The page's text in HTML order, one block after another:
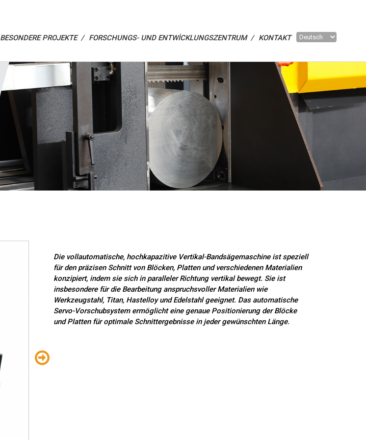
BESONDERE PROJEKTE / FORSCHUNGS- UND ENTWICKLUNGSZENTRUM / KONTAKT
Die vollautomatische, hochkapazitive Vertikal-Bandsägemaschine ist speziell
für den präzisen Schnitt von Blöcken, Platten und verschiedenen Materialien
konzipiert, indem sie sich in paralleler Richtung vertikal bewegt. Sie ist
insbesondere für die Bearbeitung anspruchsvoller Materialien wie
Werkzeugstahl, Titan, Hastelloy und Edelstahl geeignet. Das automatische
Servo-Vorschubsystem ermöglicht eine genaue Positionierung der Blöcke
und Platten für optimale Schnittergebnisse in jeder gewünschten Länge.